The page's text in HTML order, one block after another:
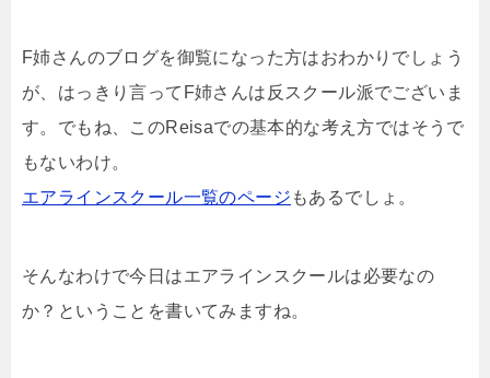
F姉さんのブログを御覧になった方はおわかりでしょう
が、はっきり言ってF姉さんは反スクール派でございま
す。でもね、このReisaでの基本的な考え方ではそうで
もないわけ。
エアラインスクール一覧のページ もあるでしょ。
そんなわけで今日はエアラインスクールは必要なの
か？ということを書いてみますね。